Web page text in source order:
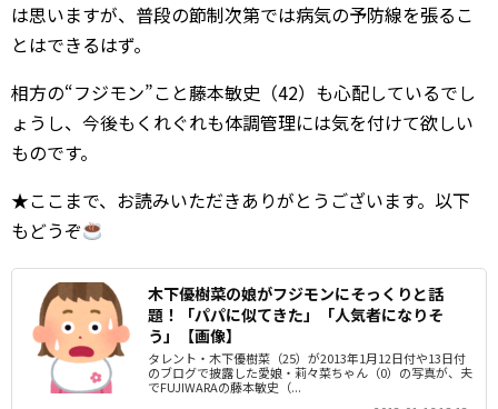
は思いますが、普段の節制次第では病気の予防線を張るこ
とはできるはず。
相方の“フジモン”こと藤本敏史（42）も心配しているでし
ょうし、今後もくれぐれも体調管理には気を付けて欲しい
ものです。
★ここまで、お読みいただきありがとうございます。以下
もどうぞ
木下優樹菜の娘がフジモンにそっくりと話
題！「パパに似てきた」「人気者になりそ
う」【画像】
タレント・木下優樹菜（25）が2013年1月12日付や13日付
のブログで披露した愛娘・莉々菜ちゃん（0）の写真が、夫
でFUJIWARAの藤本敏史（...